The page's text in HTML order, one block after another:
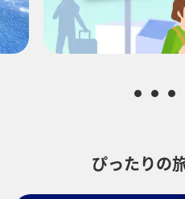
プロモーション
ぴったりの